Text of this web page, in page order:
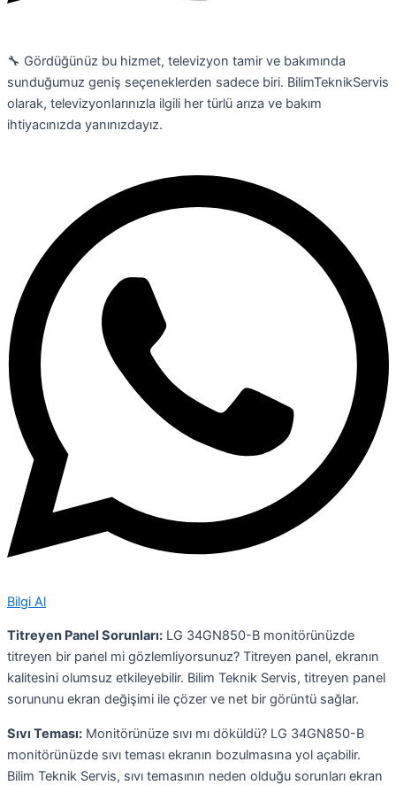
🔧 Gördüğünüz bu hizmet, televizyon tamir ve bakımında
sunduğumuz geniş seçeneklerden sadece biri. BilimTeknikServis
olarak, televizyonlarınızla ilgili her türlü arıza ve bakım
ihtiyacınızda yanınızdayız.
Bilgi Al
Titreyen Panel Sorunları: LG 34GN850-B monitörünüzde
titreyen bir panel mi gözlemliyorsunuz? Titreyen panel, ekranın
kalitesini olumsuz etkileyebilir. Bilim Teknik Servis, titreyen panel
sorununu ekran değişimi ile çözer ve net bir görüntü sağlar.
Sıvı Teması: Monitörünüze sıvı mı döküldü? LG 34GN850-B
monitörünüzde sıvı teması ekranın bozulmasına yol açabilir.
Bilim Teknik Servis, sıvı temasının neden olduğu sorunları ekran